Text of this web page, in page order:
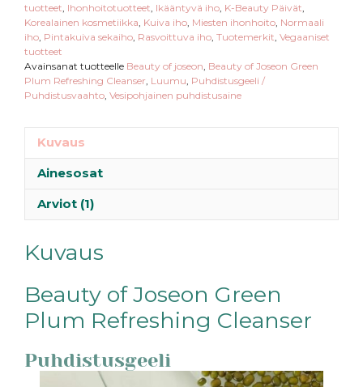
tuotteet Ihonhoitotuotteet Ikääntyvä iho K-Beauty Päivät
Korealainen kosmetiikka Kuiva iho Miesten ihonhoito Normaali
iho Pintakuiva sekaiho Rasvoittuva iho Tuotemerkit Vegaaniset
tuotteet
Avainsanat tuotteelle Beauty of joseon Beauty of Joseon Green
Plum Refreshing Cleanser Luumu Puhdistusgeeli /
Puhdistusvaahto Vesipohjainen puhdistusaine
Kuvaus
Ainesosat
Arviot (1)
Kuvaus
Beauty of Joseon Green
Plum Refreshing Cleanser
Puhdistusgeeli